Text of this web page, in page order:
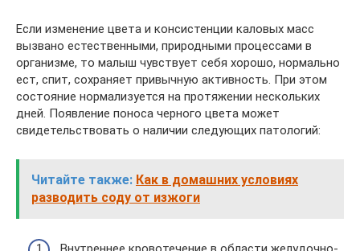
Если изменение цвета и консистенции каловых масс
вызвано естественными, природными процессами в
организме, то малыш чувствует себя хорошо, нормально
ест, спит, сохраняет привычную активность. При этом
состояние нормализуется на протяжении нескольких
дней. Появление поноса черного цвета может
свидетельствовать о наличии следующих патологий:
Читайте также: Как в домашних условиях
разводить соду от изжоги